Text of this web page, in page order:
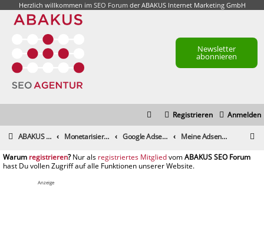
Herzlich willkommen im SEO Forumder ABAKUS Internet Marketing GmbH
Newsletter
abonnieren
Anmelden
Registrieren
ABAKUS Foren-Übersicht Monetarisierung & Controlling Google Adsense Meine Adsense-Werte nach in Kraft treten der DSGVO
registrieren registriertes Mitglied
Anzeige